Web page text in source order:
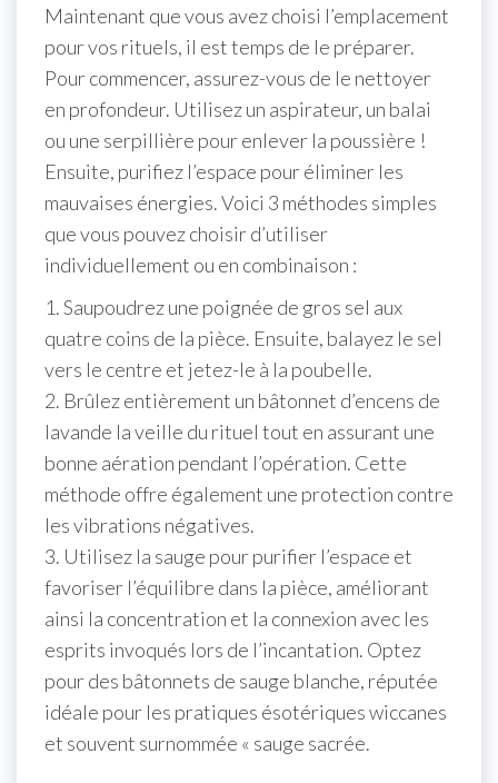
Maintenant que vous avez choisi l’emplacement
pour vos rituels, il est temps de le préparer.
Pour commencer, assurez-vous de le nettoyer
en profondeur. Utilisez un aspirateur, un balai
ou une serpillière pour enlever la poussière !
Ensuite, purifiez l’espace pour éliminer les
mauvaises énergies. Voici 3 méthodes simples
que vous pouvez choisir d’utiliser
individuellement ou en combinaison :
1. Saupoudrez une poignée de gros sel aux
quatre coins de la pièce. Ensuite, balayez le sel
vers le centre et jetez-le à la poubelle.
2. Brûlez entièrement un bâtonnet d’encens de
lavande la veille du rituel tout en assurant une
bonne aération pendant l’opération. Cette
méthode offre également une protection contre
les vibrations négatives.
3. Utilisez la sauge pour purifier l’espace et
favoriser l’équilibre dans la pièce, améliorant
ainsi la concentration et la connexion avec les
esprits invoqués lors de l’incantation. Optez
pour des bâtonnets de sauge blanche, réputée
idéale pour les pratiques ésotériques wiccanes
et souvent surnommée « sauge sacrée.